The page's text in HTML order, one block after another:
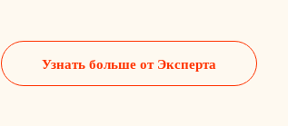
Узнать больше от Эксперта